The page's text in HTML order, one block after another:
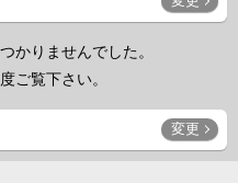
かりませんでした。
ご覧下さい。
変更